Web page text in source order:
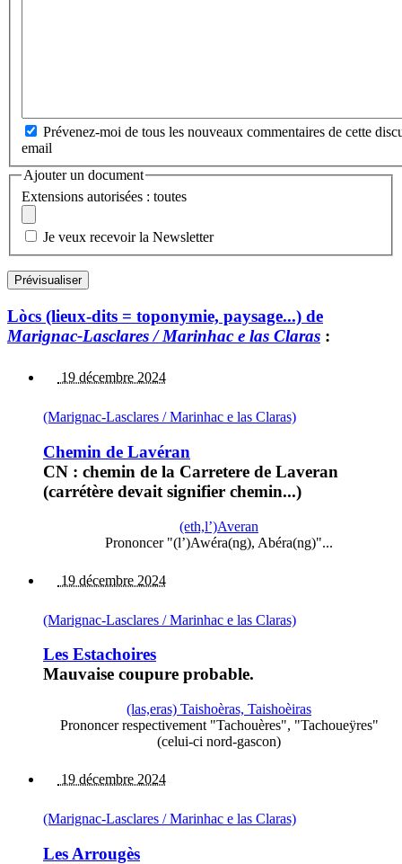
Prévenez-moi de tous les nouveaux commentaires de cette
email
Ajouter un document
Extensions autorisées : toutes
Je veux recevoir la Newsletter
Lòcs (lieux-dits = toponymie, paysage...) de
Marignac-Lasclares / Marinhac e las Claras :
19 décembre 2024
(Marignac-Lasclares / Marinhac e las Claras)
Chemin de Lavéran
CN : chemin de la Carretere de Laveran
(carrétère devait signifier chemin...)
(eth,l’)Averan
Prononcer "(l’)Awéra(ng), Abéra(ng)"...
19 décembre 2024
(Marignac-Lasclares / Marinhac e las Claras)
Les Estachoires
Mauvaise coupure probable.
(las,eras) Taishoèras, Taishoèiras
Prononcer respectivement "Tachouères", "Tachoueÿres"
(celui-ci nord-gascon)
19 décembre 2024
(Marignac-Lasclares / Marinhac e las Claras)
Les Arrougès